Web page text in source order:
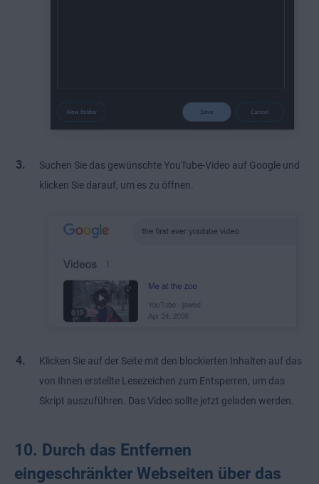
Suchen Sie das gewünschte YouTube-Video auf Google und
klicken Sie darauf, um es zu öffnen.
Klicken Sie auf der Seite mit den blockierten Inhalten auf das
von Ihnen erstellte Lesezeichen zum Entsperren, um das
Skript auszuführen. Das Video sollte jetzt geladen werden.
10. Durch das Entfernen
eingeschränkter Webseiten über das